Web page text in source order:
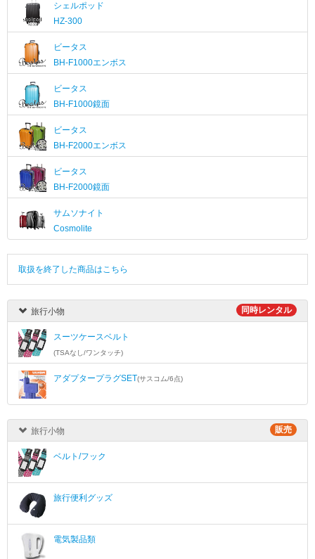
シェルポッド
HZ-300
ビータス
BH-F1000エンボス
ビータス
BH-F1000鏡面
ビータス
BH-F2000エンボス
ビータス
BH-F2000鏡面
サムソナイト
Cosmolite
取扱を終了した商品はこちら
旅行小物 同時レンタル
スーツケースベルト
(TSAなし/ワンタッチ)
アダプタープラグSET(サスコム/6点)
旅行小物 販売
ベルト/フック
旅行便利グッズ
電気製品類